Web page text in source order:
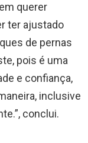
querer
ter ajustado
de pernas
pois é uma
e confiança,
inclusive
conclui.